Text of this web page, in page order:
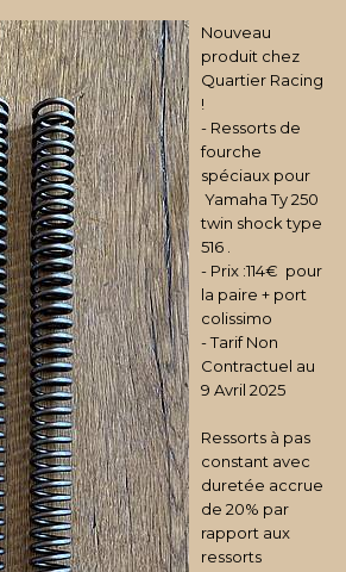
Nouveau
produit chez
Quartier Racing
!
- Ressorts de
fourche
spéciaux pour
Yamaha Ty 250
twin shock type
516 .
- Prix :114€ pour
la paire + port
colissimo
- Tarif Non
Contractuel au
9 Avril 2025
Ressorts à pas
constant avec
duretée accrue
de 20% par
rapport aux
ressorts